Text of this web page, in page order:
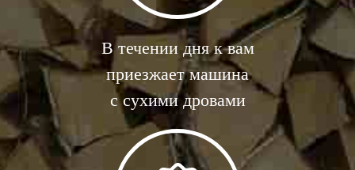
В течении дня к вам
приезжает машина
с сухими дровами